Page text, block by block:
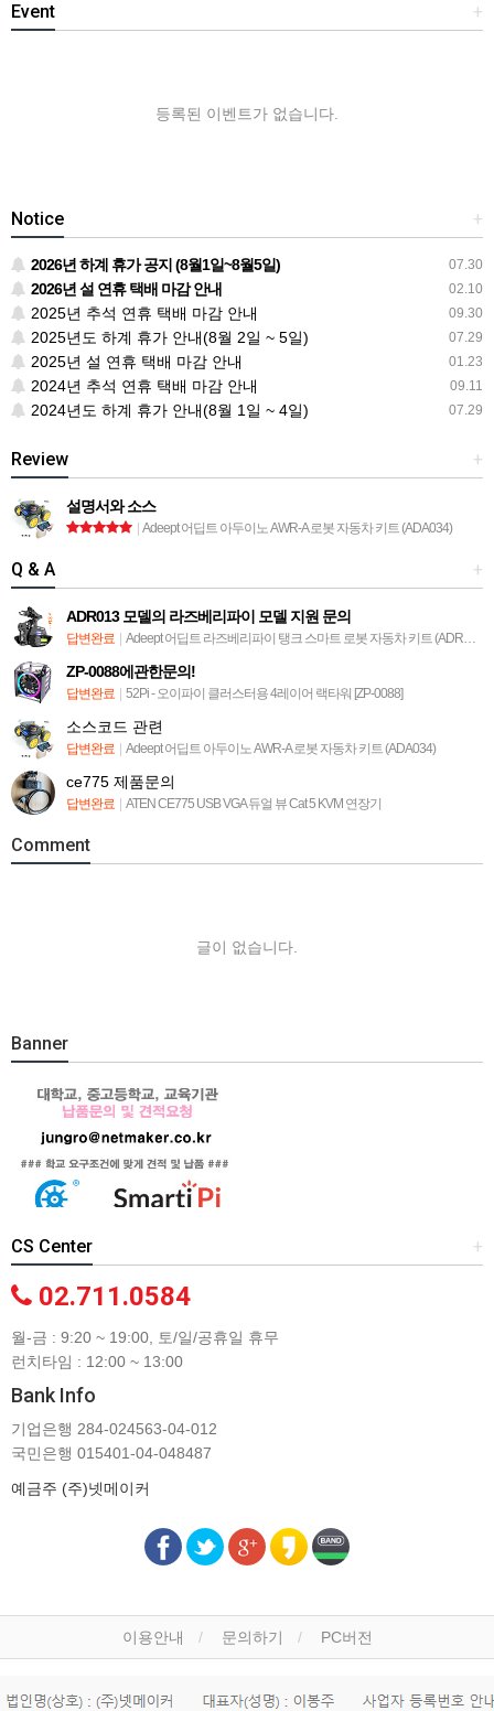
+
Event
등록된 이벤트가 없습니다.
+
Notice
07.30
2026년 하계 휴가 공지 (8월1일~8월5일)
02.10
2026년 설 연휴 택배 마감 안내
09.30
2025년 추석 연휴 택배 마감 안내
07.29
2025년도 하계 휴가 안내(8월 2일 ~ 5일)
01.23
2025년 설 연휴 택배 마감 안내
09.11
2024년 추석 연휴 택배 마감 안내
07.29
2024년도 하계 휴가 안내(8월 1일 ~ 4일)
+
Review
설명서와 소스
Adeept 어딥트 아두이노 AWR-A 로봇 자동차 키트 (ADA034)
+
Q & A
ADR013 모델의 라즈베리파이 모델 지원 문의
답변완료 Adeept 어딥트 라즈베리파이 탱크 스마트 로봇 자동차 키트 (ADR013)
ZP-0088에관한문의!
답변완료 52Pi - 오이파이 클러스터용 4레이어 랙타워 [ZP-0088]
소스코드 관련
답변완료 Adeept 어딥트 아두이노 AWR-A 로봇 자동차 키트 (ADA034)
ce775 제품문의
답변완료 ATEN CE775 USB VGA 듀얼 뷰 Cat 5 KVM 연장기
Comment
글이 없습니다.
Banner
+
CS Center
02.711.0584
월-금 : 9:20 ~ 19:00, 토/일/공휴일 휴무
런치타임 : 12:00 ~ 13:00
Bank Info
기업은행 284-024563-04-012
국민은행 015401-04-048487
예금주 (주)넷메이커
이용안내 문의하기 PC버전